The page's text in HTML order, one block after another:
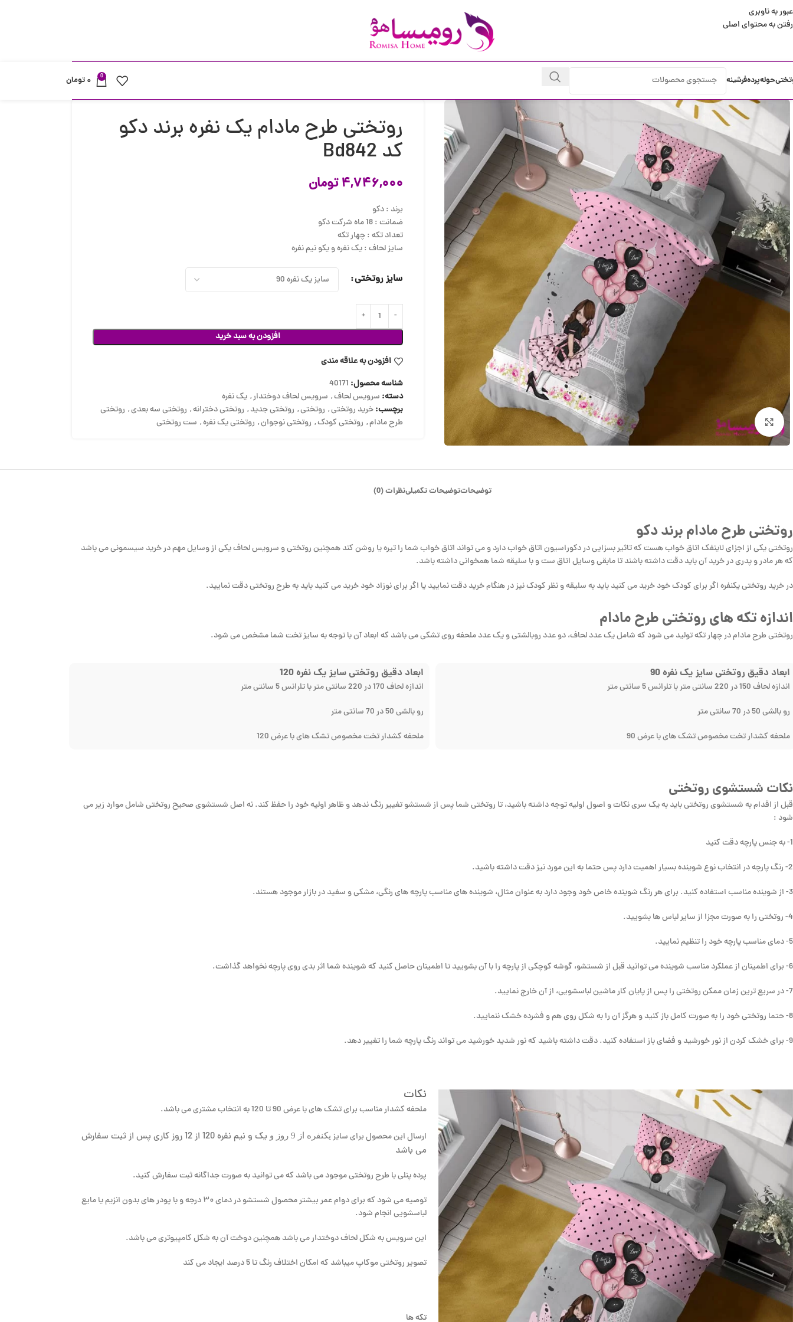
عبور به ناوبری
رفتن به محتوای اصلی
حولهپردهفرشینه 0 ۰تومان
بزرگنمایی تصویر
روتختی طرح مادام یک نفره برند دکو
کد Bd842
۴,۷۴۶,۰۰۰ تومان
برند : دکو
ضمانت : 18 ماه شرکت دکو
تعداد تکه : چهار تکه
سایز لحاف : یک نفره و یکو نیم نفره
سایز روتختی
افزودن به سبد خرید
افزودن به علاقه مندی
شناسه محصول: 40171
دسته: سرویس لحاف, سرویس لحاف دوختدار, یک نفره
برچسب:خرید روتختی, روتختی, روتختی جدید, روتختی دخترانه, روتختی سه بعدی, روتختی
طرح مادام, روتختی کودک, روتختی نوجوان, روتختی یک نفره, ست روتختی
توضیحاتتوضیحات تکمیلینظرات (0)
روتختی طرح مادام برند دکو
روتختی یکی از اجزای لاینفک اتاق خواب هست که تاثیر بسزایی در دکوراسیون اتاق خواب دارد و می تواند اتاق خواب شما را تیره یا روشن کند همچنین روتختی و سرویس لحاف یکی از وسایل مهم در خرید سیسمونی می باشد
که هر مادر و پدری در خرید آن باید دقت داشته باشند تا مابقی وسایل اتاق ست و با سلیقه شما همخوانی داشته باشد.
در خرید روتختی یکنفره اگر برای کودک خود خرید می کنید باید به سلیقه و نظر کودک نیز در هنگام خرید دقت نمایید یا اگر برای نوزاد خود خرید می کنید باید به طرح روتختی دقت نمایید.
اندازه تکه های روتختی طرح مادام
روتختی طرح مادام در چهار تکه تولید می شود که شامل یک عدد لحاف، دو عدد روبالشتی و یک عدد ملحفه روی تشکی می باشد که ابعاد آن با توجه به سایز تخت شما مشخص می شود.
ابعاد دقیق روتختی سایز یک نفره 90
اندازه لحاف 150 در 220 سانتی متر با تلرانس 5 سانتی متر
رو بالشی 50 در 70 سانتی متر
ملحفه کشدار تخت مخصوص تشک های با عرض 90
ابعاد دقیق روتختی سایز یک نفره 120
اندازه لحاف 170 در 220 سانتی متر با تلرانس 5 سانتی متر
رو بالشی 50 در 70 سانتی متر
ملحفه کشدار تخت مخصوص تشک های با عرض 120
نکات شستشوی روتختی
قبل از اقدام به شستشوی روتختی باید به یک سری نکات و اصول اولیه توجه داشته باشید، تا روتختی شما پس از شستشو تغییر رنگ ندهد و ظاهر اولیه خود را حفظ کند. نه اصل شستشوی صحیح روتختی شامل موارد زیر می
شود :
1- به جنس پارچه دقت کنید
2- رنگ پارچه در انتخاب نوع شوینده بسیار اهمیت دارد پس حتما به این مورد نیز دقت داشته باشید.
3- از شوینده مناسب استفاده کنید. برای هر رنگ شوینده خاص خود وجود دارد به عنوان مثال، شوینده های مناسب پارچه های رنگی، مشکی و سفید در بازار موجود هستند.
4- روتختی را به صورت مجزا از سایر لباس ها بشویید.
5- دمای مناسب پارچه خود را تنظیم نمایید.
6- برای اطمینان از عملکرد مناسب شوینده می توانید قبل از شستشو، گوشه کوچکی از پارچه را با آن بشویید تا اطمینان حاصل کنید که شوینده شما اثر بدی روی پارچه نخواهد گذاشت.
7- در سریع ترین زمان ممکن روتختی را پس از پایان کار ماشین لباسشویی، از آن خارج نمایید.
8- حتما روتختی خود را به صورت کامل باز کنید و هرگز آن را به شکل روی هم و فشرده خشک ننمایید.
9- برای خشک کردن از نور خورشید و فضای باز استفاده کنید. دقت داشته باشید که نور شدید خورشید می تواند رنگ پارچه شما را تغییر دهد.
نکات
ملحفه کشدار مناسب برای تشک های با عرض 90 تا 120 به انتخاب مشتری می باشد.
ارسال این محصول برای سایز یکنفره از 9 روز و
یک و نیم نفره 120 از 12 روز کاری پس از ثبت سفارش
می باشد
پرده پنلی با طرح روتختی موجود می باشد که می توانید به صورت جداگانه ثبت سفارش کنید.
توصیه می شود که برای دوام عمر بیشتر محصول شستشو در دمای ۳۰ درجه و با پودر های بدون انزیم یا مایع
لباسشویی انجام شود.
این سرویس به شکل لحاف دوختدار می باشد همچنین دوخت آن به شکل کامپیوتری می باشد.
تصویر روتختی موکاپ میباشد که امکان اختلاف رنگ تا 5 درصد ایجاد می کند
تکه ها